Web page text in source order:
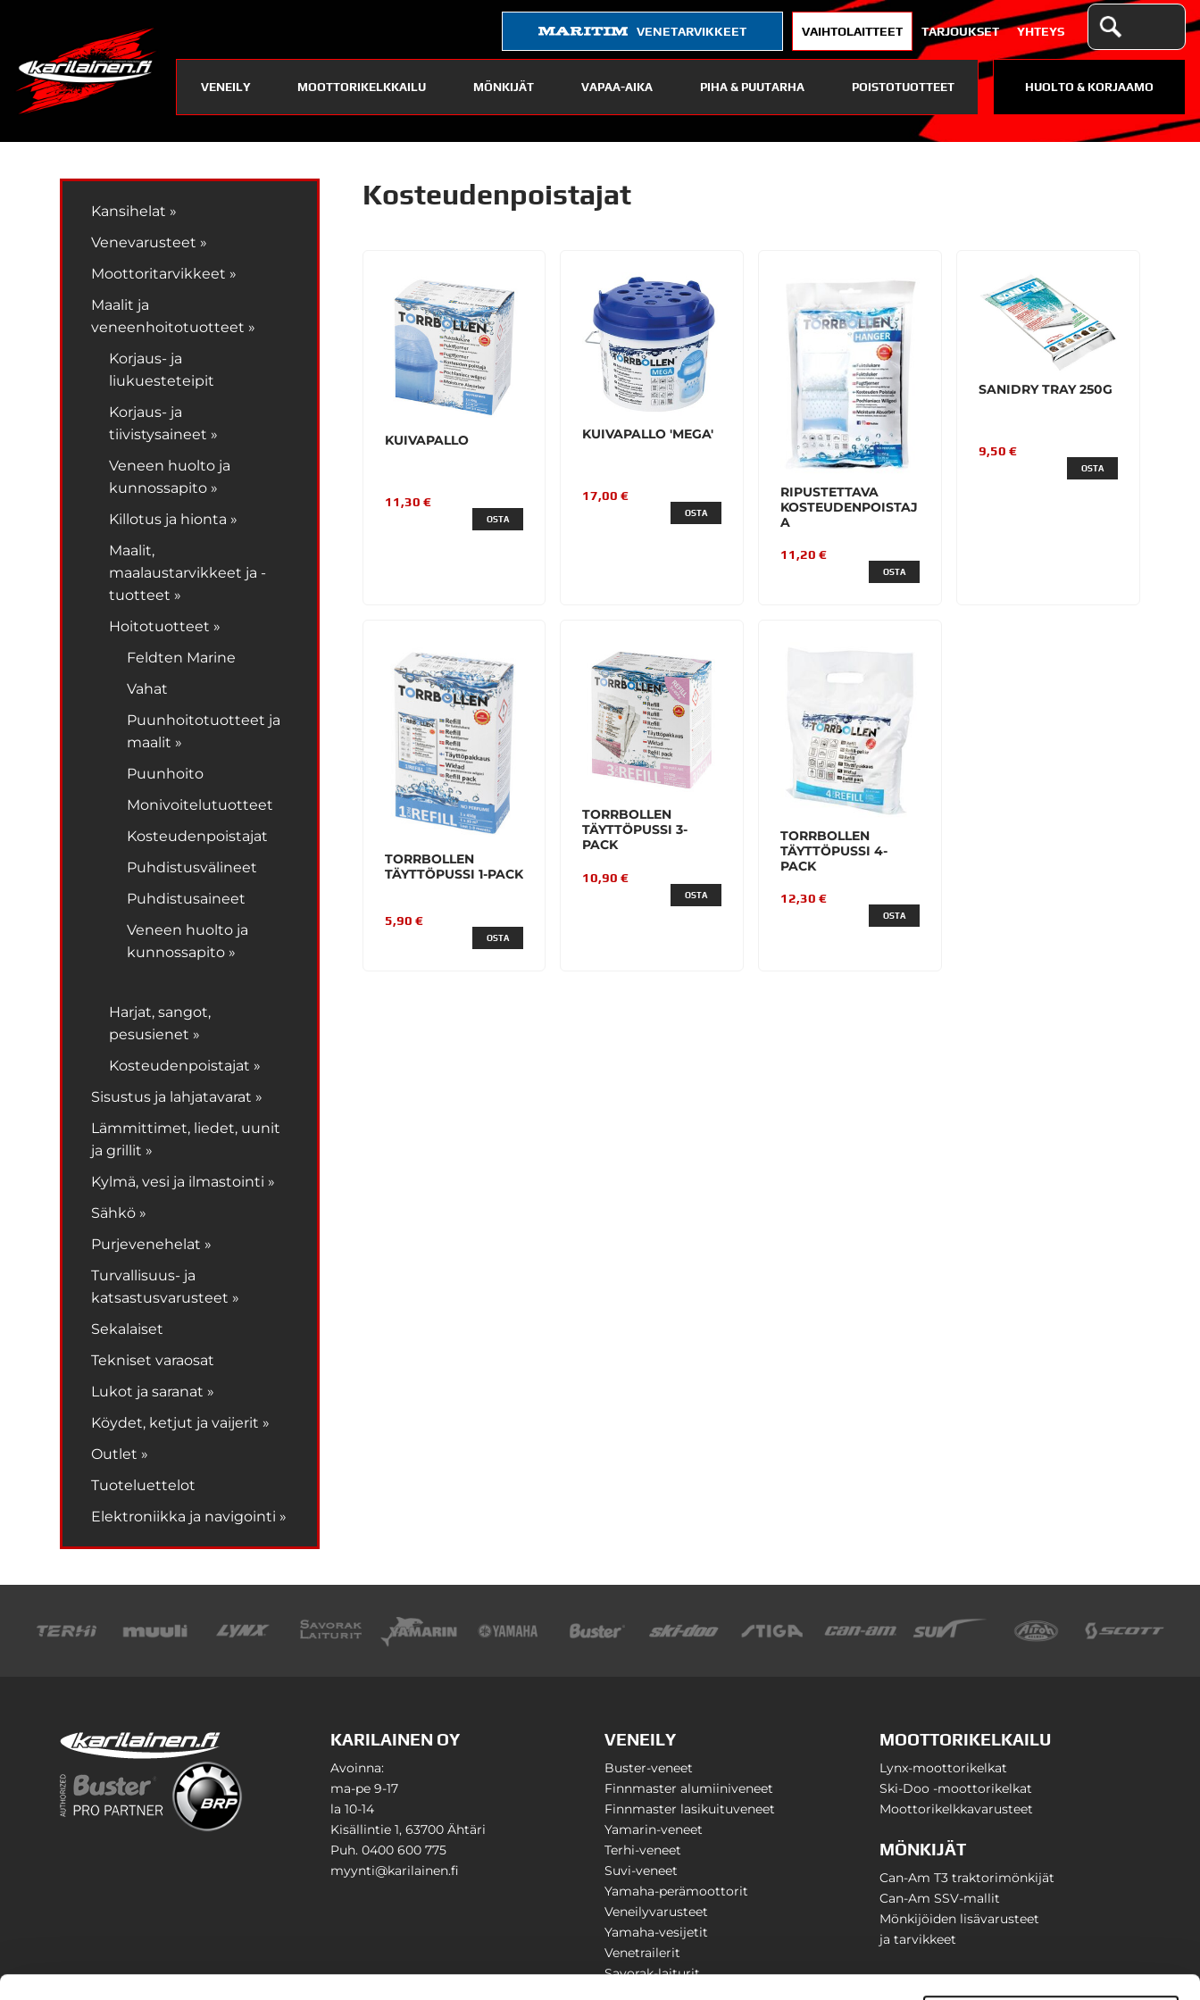
VENETARVIKKEET VAIHTOLAITTEET TARJOUKSET YHTEYS
VENEILY MOOTTORIKELKKAILU MÖNKIJÄT VAPAA-AIKA PIHA & PUUTARHA POISTOTUOTTEET HUOLTO & KORJAAMO
Kansihelat »
Venevarusteet »
Moottoritarvikkeet »
Maalit ja
veneenhoitotuotteet »
Korjaus- ja
liukuesteteipit
Korjaus- ja
tiivistysaineet »
Veneen huolto ja
kunnossapito »
Killotus ja hionta »
Maalit,
maalaustarvikkeet ja -
tuotteet »
Hoitotuotteet »
Feldten Marine
Vahat
Puunhoitotuotteet ja
maalit »
Puunhoito
Monivoitelutuotteet
Kosteudenpoistajat
Puhdistusvälineet
Puhdistusaineet
Veneen huolto ja
kunnossapito »
Harjat, sangot,
pesusienet »
Kosteudenpoistajat »
Sisustus ja lahjatavarat »
Lämmittimet, liedet, uunit
ja grillit »
Kylmä, vesi ja ilmastointi »
Sähkö »
Purjevenehelat »
Turvallisuus- ja
katsastusvarusteet »
Sekalaiset
Tekniset varaosat
Lukot ja saranat »
Köydet, ketjut ja vaijerit »
Outlet »
Tuoteluettelot
Elektroniikka ja navigointi »
Kosteudenpoistajat
KUIVAPALLO
11,30 €
OSTA
KUIVAPALLO 'MEGA'
17,00 €
OSTA
RIPUSTETTAVA
KOSTEUDENPOISTAJ
A
11,20 €
OSTA
SANIDRY TRAY 250G
9,50 €
OSTA
TORRBOLLEN
TÄYTTÖPUSSI 1-PACK
5,90 €
OSTA
TORRBOLLEN
TÄYTTÖPUSSI 3-
PACK
10,90 €
OSTA
TORRBOLLEN
TÄYTTÖPUSSI 4-
PACK
12,30 €
OSTA
KARILAINEN OY
Avoinna:
ma-pe 9-17
la 10-14
Kisällintie 1, 63700 Ähtäri
Puh. 0400 600 775
myynti@karilainen.fi
VENEILY
Buster-veneet
Finnmaster alumiiniveneet
Finnmaster lasikuituveneet
Yamarin-veneet
Terhi-veneet
Suvi-veneet
Yamaha-perämoottorit
Veneilyvarusteet
Yamaha-vesijetit
Venetrailerit
Savorak-laiturit
MOOTTORIKELKAILU
Lynx-moottorikelkat
Ski-Doo -moottorikelkat
Moottorikelkkavarusteet
MÖNKIJÄT
Can-Am T3 traktorimönkijät
Can-Am SSV-mallit
Mönkijöiden lisävarusteet
ja tarvikkeet